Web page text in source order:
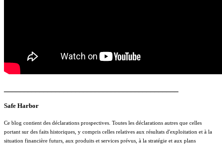
Safe Harbor
Ce blog contient des déclarations prospectives. Toutes les déclarations autres que celles
portant sur des faits historiques, y compris celles relatives aux résultats d'exploitation et à la
situation financière futurs, aux produits et services prévus, à la stratégie et aux plans